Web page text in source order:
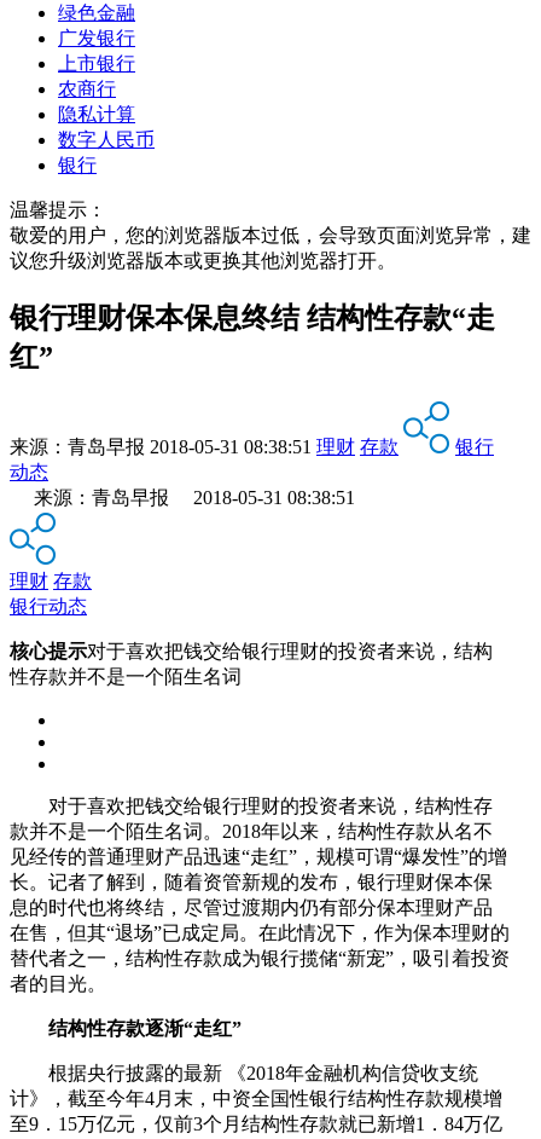
绿色金融
广发银行
上市银行
农商行
隐私计算
数字人民币
银行
温馨提示：
敬爱的用户，您的浏览器版本过低，会导致页面浏览异常，建
议您升级浏览器版本或更换其他浏览器打开。
银行理财保本保息终结 结构性存款“走
红”
来源： 青岛早报 2018-05-31 08:38:51 理财 存款
银行
动态
来源：青岛早报 2018-05-31 08:38:51
理财 存款
银行动态
核心提示对于喜欢把钱交给银行理财的投资者来说，结构
性存款并不是一个陌生名词
对于喜欢把钱交给银行理财的投资者来说，结构性存
款并不是一个陌生名词。2018年以来，结构性存款从名不
见经传的普通理财产品迅速“走红”，规模可谓“爆发性”的增
长。记者了解到，随着资管新规的发布，银行理财保本保
息的时代也将终结，尽管过渡期内仍有部分保本理财产品
在售，但其“退场”已成定局。在此情况下，作为保本理财的
替代者之一，结构性存款成为银行揽储“新宠”，吸引着投资
者的目光。
结构性存款逐渐“走红”
根据央行披露的最新 《2018年金融机构信贷收支统
计》，截至今年4月末，中资全国性银行结构性存款规模增
至9．15万亿元，仅前3个月结构性存款就已新增1．84万亿